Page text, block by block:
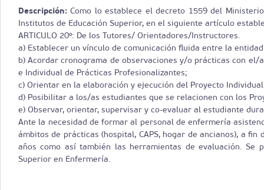
Descripción: Como lo establece el decreto 1559 del
Institutos de Educación Superior, en el siguiente artículo
ARTICULO 20º: De los Tutores/ Orientadores/Instructores.
a) Establecer un vínculo de comunicación fluida entre la
b) Acordar cronograma de observaciones y/o prácticas con
e Individual de Prácticas Profesionalizantes;
c) Orientar en la elaboración y ejecución del Proyecto
d) Posibilitar a los/as estudiantes que se relacionen con los
e) Observar, orientar, supervisar y co-evaluar al estudiante
Ante la necesidad de formar al personal de enfermería
ámbitos de prácticas (hospital, CAPS, hogar de ancianos), a
años como así también las herramientas de evaluación. Se
Superior en Enfermería.